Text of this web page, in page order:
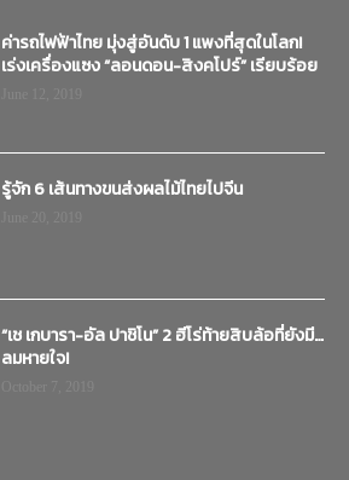
ค่ารถไฟฟ้าไทย มุ่งสู่อันดับ 1 แพงที่สุดในโลก!
เร่งเครื่องแซง “ลอนดอน-สิงคโปร์” เรียบร้อย
รู้จัก 6 เส้นทางขนส่งผลไม้ไทยไปจีน
“เช เกบารา-อัล ปาชิโน” 2 ฮีโร่ท้ายสิบล้อที่ยังมี…
ลมหายใจ!